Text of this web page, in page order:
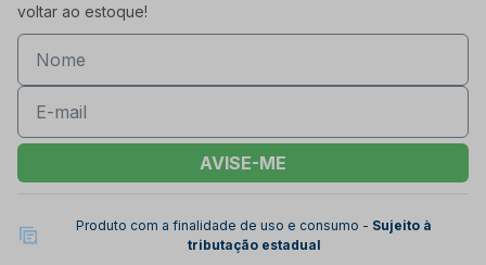
voltar ao estoque!
AVISE-ME
Produto com a finalidade de uso e consumo - Sujeito à
tributação estadual